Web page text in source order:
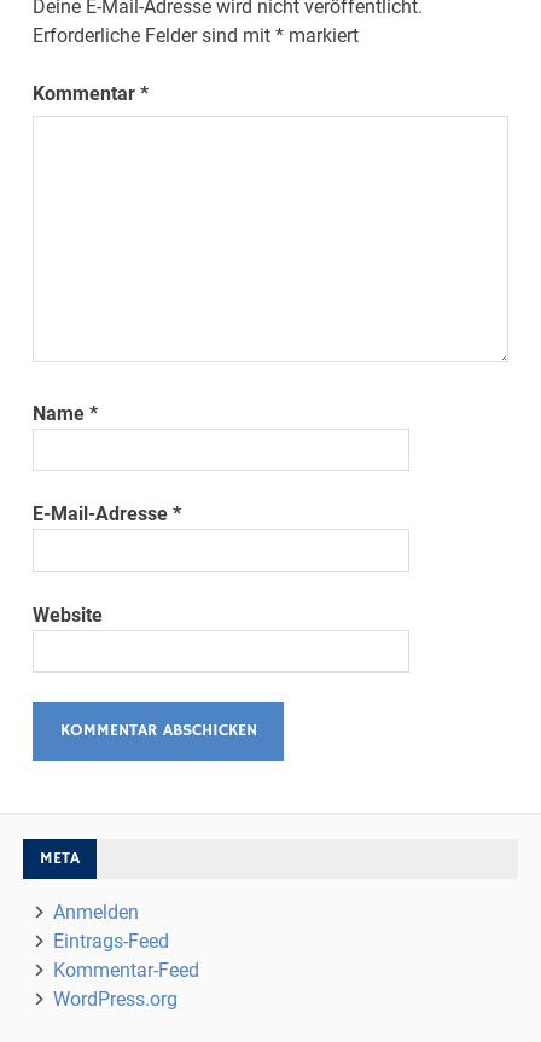
Deine E-Mail-Adresse wird nicht veröffentlicht.
Erforderliche Felder sind mit* markiert
Kommentar*
Name*
E-Mail-Adresse*
Website
META
Anmelden
Eintrags-Feed
Kommentar-Feed
WordPress.org